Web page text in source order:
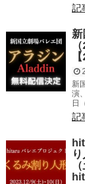
記
新
新
演
日
記